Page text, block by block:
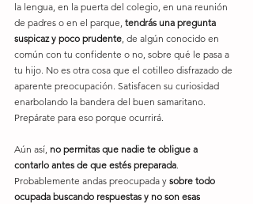
la lengua, en la puerta del colegio, en una reunión
de padres o en el parque, tendrás una pregunta
suspicaz y poco prudente, de algún conocido en
común con tu confidente o no, sobre qué le pasa a
tu hijo. No es otra cosa que el cotilleo disfrazado de
aparente preocupación. Satisfacen su curiosidad
enarbolando la bandera del buen samaritano.
Prepárate para eso porque ocurrirá.
Aún así, no permitas que nadie te obligue a
contarlo antes de que estés preparada.
Probablemente andas preocupada y sobre todo
ocupada buscando respuestas y no son esas